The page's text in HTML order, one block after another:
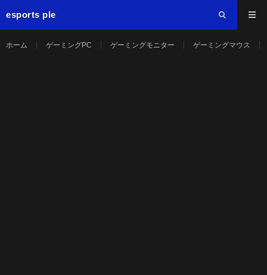
esports ple
ホーム ゲーミングPC ゲーミングモニター ゲーミングマウス